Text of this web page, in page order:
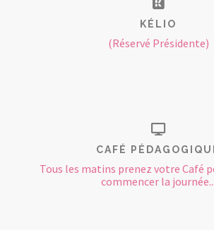
KÉLIO
(Réservé Présidente)
CAFÉ
Tous les matins prenez votre Café
commencer la journée...